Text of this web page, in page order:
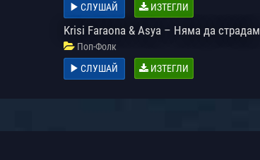
СЛУШАЙ
ИЗТЕГЛИ
Krisi Faraona & Asya – Няма да страдам
Поп-Фолк
СЛУШАЙ
ИЗТЕГЛИ